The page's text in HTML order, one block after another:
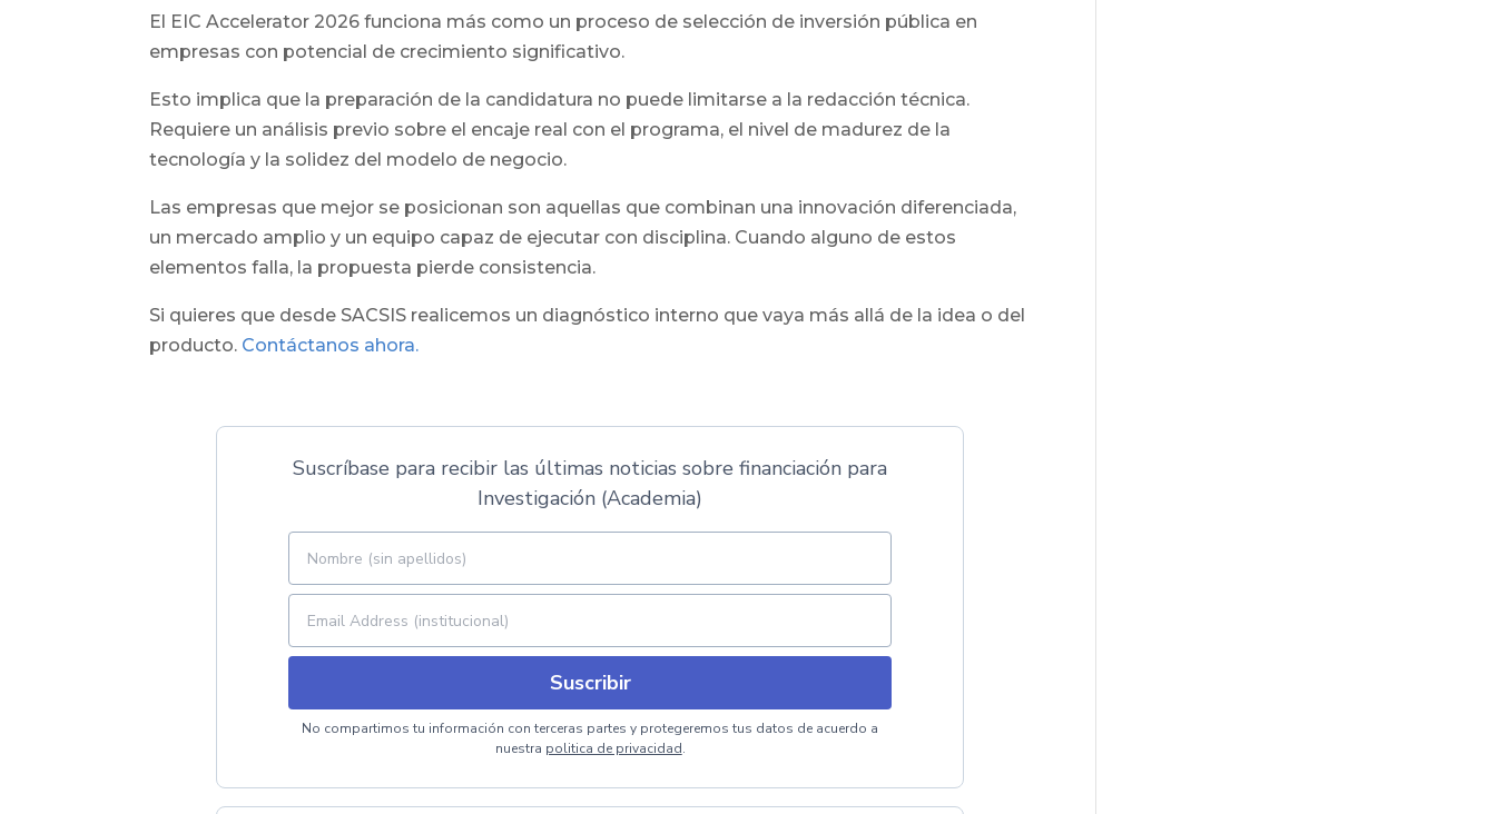
El EIC Accelerator 2026 funciona más como un proceso de selección de inversión pública en
empresas con potencial de crecimiento significativo.
Esto implica que la preparación de la candidatura no puede limitarse a la redacción técnica.
Requiere un análisis previo sobre el encaje real con el programa, el nivel de madurez de la
tecnología y la solidez del modelo de negocio.
Las empresas que mejor se posicionan son aquellas que combinan una innovación diferenciada,
un mercado amplio y un equipo capaz de ejecutar con disciplina. Cuando alguno de estos
elementos falla, la propuesta pierde consistencia.
Si quieres que desde SACSIS realicemos un diagnóstico interno que vaya más allá de la idea o del
producto. Contáctanos ahora.
Suscríbase para recibir las últimas noticias sobre financiación para
Investigación (Academia)
Suscribir
No compartimos tu información con terceras partes y protegeremos tus datos de acuerdo a
nuestra politica de privacidad.